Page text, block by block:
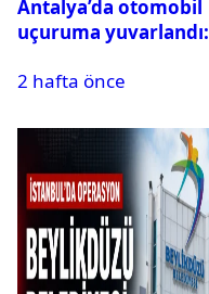
Antalya’da otomobil
uçuruma yuvarlandı:
var
2 hafta önce